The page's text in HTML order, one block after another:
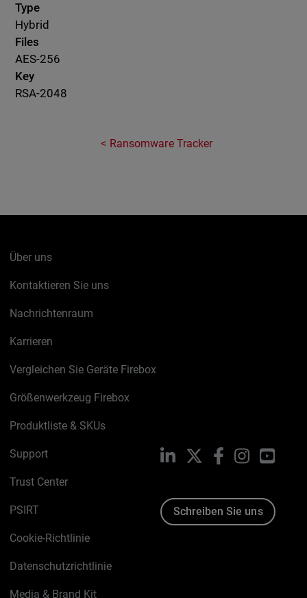
Type
Hybrid
Files
AES-256
Key
RSA-2048
Ransomware Tracker
Über uns
Kontaktieren Sie uns
Nachrichtenraum
Karrieren
Vergleichen Sie Geräte Firebox
Größenwerkzeug Firebox
Produktliste & SKUs
Support
Trust Center
PSIRT
Cookie-Richtlinie
Datenschutzrichtlinie
Media & Brand Kit
LinkedIn FacebookInstagram
Schreiben Sie uns